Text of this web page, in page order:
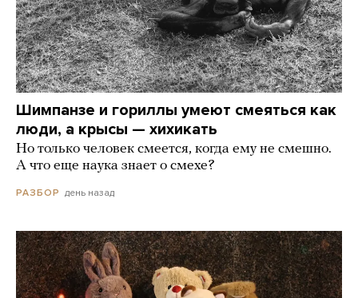
Шимпанзе и гориллы умеют смеяться как
люди, а крысы — хихикать
Но только человек смеется, когда ему не смешно.
А что еще наука знает о смехе?
РАЗБОР день назад